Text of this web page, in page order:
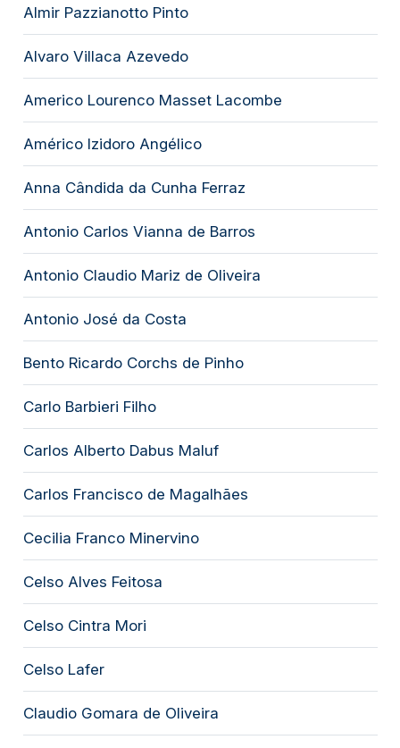
Almir Pazzianotto Pinto
Alvaro Villaca Azevedo
Americo Lourenco Masset Lacombe
Américo Izidoro Angélico
Anna Cândida da Cunha Ferraz
Antonio Carlos Vianna de Barros
Antonio Claudio Mariz de Oliveira
Antonio José da Costa
Bento Ricardo Corchs de Pinho
Carlo Barbieri Filho
Carlos Alberto Dabus Maluf
Carlos Francisco de Magalhães
Cecilia Franco Minervino
Celso Alves Feitosa
Celso Cintra Mori
Celso Lafer
Claudio Gomara de Oliveira